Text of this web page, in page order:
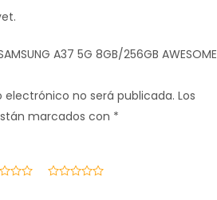
A37 5G 8GB/256GB AWESOME
electrónico no será publicada. Los
marcados con *